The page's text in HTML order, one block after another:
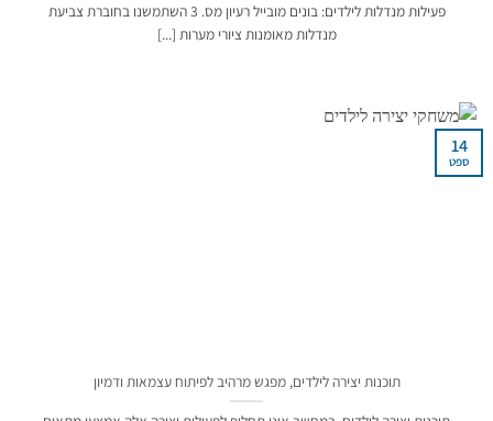
פעילות מנדלות לילדים: בונים מובייל רעיון מס. 3 השתמשנו בחוברת צביעת
מנדלות מאומנות ציורי מערות [...]
תוכנות יצירה לילדים, מפגש מרהיב לפיתוח עצמאות ודמיון
14
ספט